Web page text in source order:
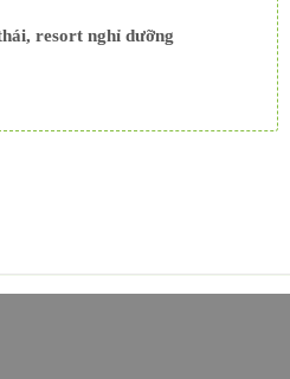
resort nghỉ dưỡng